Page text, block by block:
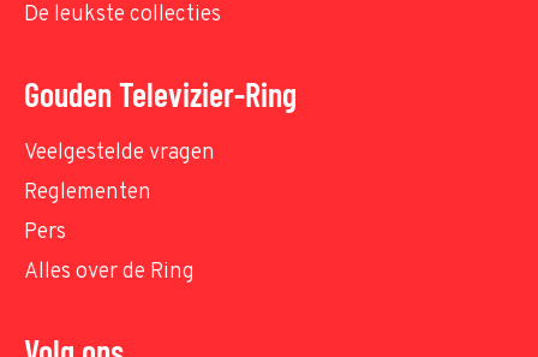
De leukste collecties
Gouden Televizier-Ring
Veelgestelde vragen
Reglementen
Pers
Alles over de Ring